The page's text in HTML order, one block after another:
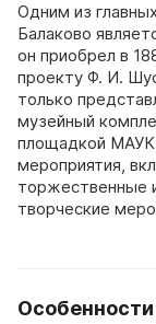
Одним из
Балаково
он приобрел в
проекту Ф. И.
только
музейный
площадкой МАУК
мероприятия,
торжественные
творческие